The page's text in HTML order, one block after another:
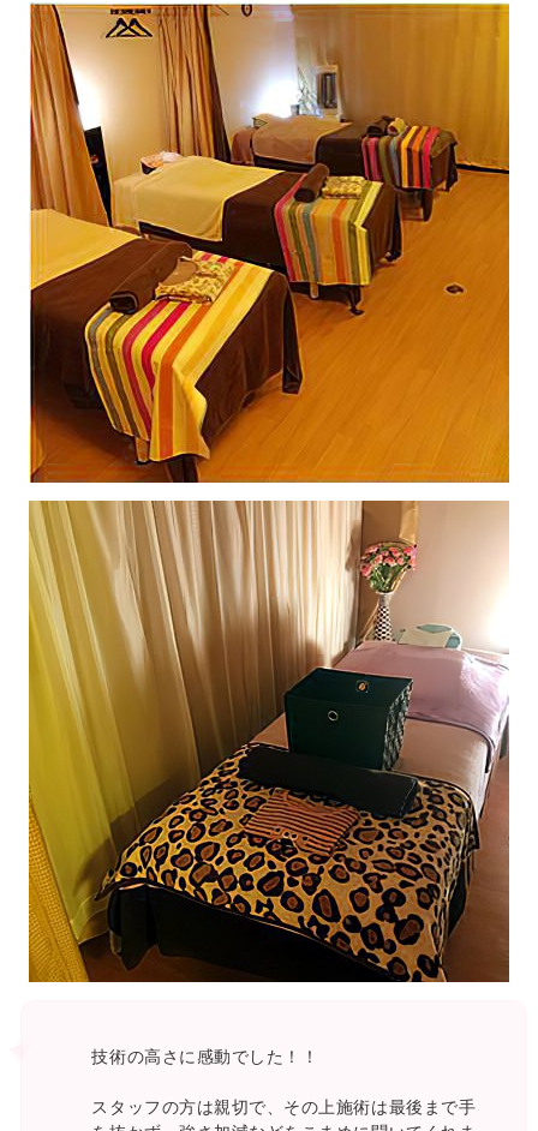
技術の高さに感動でした！！
スタッフの方は親切で、その上施術は最後まで手